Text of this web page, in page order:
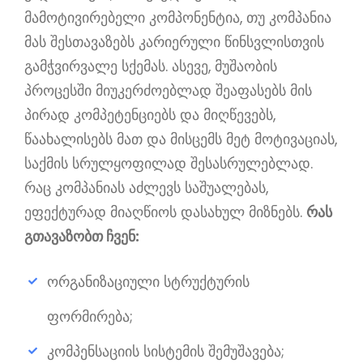
მამოტივირებელი კომპონენტია, თუ კომპანია
მას შესთავაზებს კარიერული წინსვლისთვის
გამჭვირვალე სქემას. ასევე, მუშაობის
პროცესში მიუკერძოებლად შეაფასებს მის
პირად კომპეტენციებს და მიღწევებს,
წაახალისებს მათ და მისცემს მეტ მოტივაციას,
საქმის სრულყოფილად შესასრულებლად.
რაც კომპანიას აძლევს საშუალებას,
ეფექტურად მიაღწიოს დასახულ მიზნებს. რას
გთავაზობთ ჩვენ:
ორგანიზაციული სტრუქტურის
ფორმირება;
კომპენსაციის სისტემის შემუშავება;